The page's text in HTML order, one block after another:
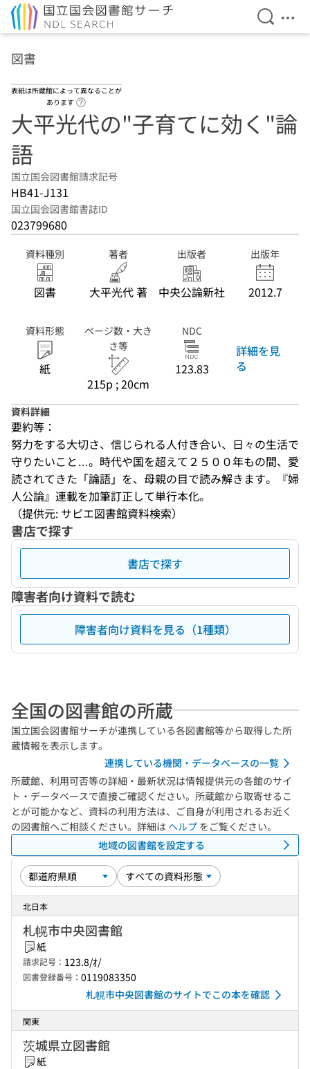
検索を
メ
図書
表紙は所蔵館によって異なることが
あります
大平光代の"子育てに効く"論
語
国立国会図書館請求記号
HB41-J131
国立国会図書館書誌ID
023799680
資料種別
図書
著者
大平光代 著
出版者
中央公論新社
出版年
2012.7
資料形態
紙
ページ数・大き
さ等
215p ; 20cm
NDC
123.83
詳細を見
る
資料詳細
要約等：
努力をする大切さ、信じられる人付き合い、日々の生活で
守りたいこと…。時代や国を超えて２５００年もの間、愛
読されてきた「論語」を、母親の目で読み解きます。『婦
人公論』連載を加筆訂正して単行本化。
（提供元: サピエ図書館資料検索）
書店で探す
書店で探す
障害者向け資料で読む
障害者向け資料を見る（1種類）
全国の図書館の所蔵
国立国会図書館サーチが連携している各図書館等から取得した所
蔵情報を表示します。
連携している機関・データベースの一覧
所蔵館、利用可否等の詳細・最新状況は情報提供元の各館のサイ
ト・データベースで直接ご確認ください。所蔵館から取寄せるこ
とが可能かなど、資料の利用方法は、ご自身が利用されるお近く
の図書館へご相談ください。詳細は ヘルプ をご覧ください。
地域の図書館を設定する
北日本
札幌市中央図書館
紙
請求記号： 123.8/ｵ/
図書登録番号： 0119083350
札幌市中央図書館のサイトでこの本を確認
関東
茨城県立図書館
紙